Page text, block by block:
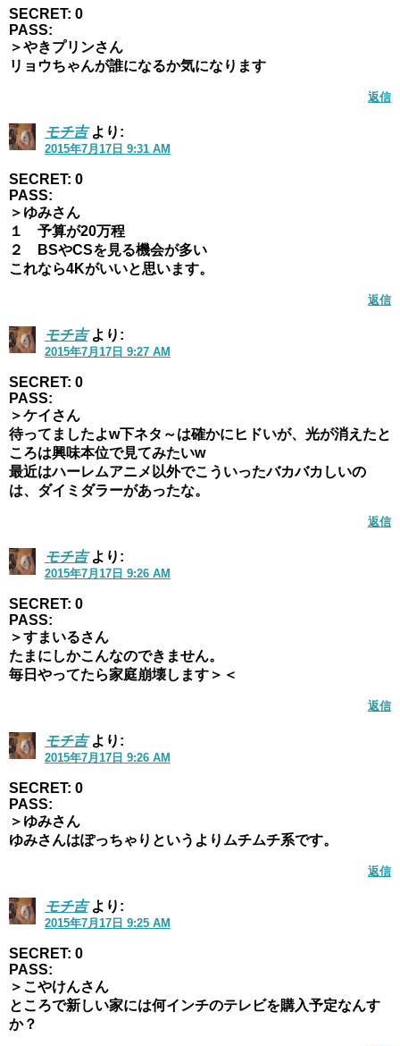
SECRET: 0
PASS:
＞やきプリンさん
リョウちゃんが誰になるか気になります
返信
モチ吉 より:
2015年7月17日 9:31 AM
SECRET: 0
PASS:
＞ゆみさん
１ 予算が20万程
２ BSやCSを見る機会が多い
これなら4Kがいいと思います。
返信
モチ吉 より:
2015年7月17日 9:27 AM
SECRET: 0
PASS:
＞ケイさん
待ってましたよw下ネタ～は確かにヒドいが、光が消えたと
ころは興味本位で見てみたいw
最近はハーレムアニメ以外でこういったバカバカしいの
は、ダイミダラーがあったな。
返信
モチ吉 より:
2015年7月17日 9:26 AM
SECRET: 0
PASS:
＞すまいるさん
たまにしかこんなのできません。
毎日やってたら家庭崩壊します＞＜
返信
モチ吉 より:
2015年7月17日 9:26 AM
SECRET: 0
PASS:
＞ゆみさん
ゆみさんはぽっちゃりというよりムチムチ系です。
返信
モチ吉 より:
2015年7月17日 9:25 AM
SECRET: 0
PASS:
＞こやけんさん
ところで新しい家には何インチのテレビを購入予定なんす
か？